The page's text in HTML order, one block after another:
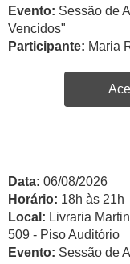
Evento: Sessão de
Vencidos"
Participante: Maria
Data: 06/08/2026
Horário: 18h às 21h
Local: Livraria
509 - Piso Auditório
Evento: Sessão de